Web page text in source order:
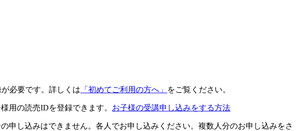
必要です。詳しくは 「初めてご利用の方へ」 をご覧ください。
用の読売IDを登録できます。 お子様の受講申し込みをする方法
し込みはできません。各人でお申し込みください。複数人分のお申し込みをさ